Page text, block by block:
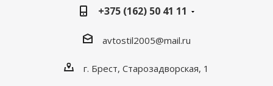
+375 (162) 50 41 11
avtostil2005@mail.ru
г. Брест, Старозадворская, 1